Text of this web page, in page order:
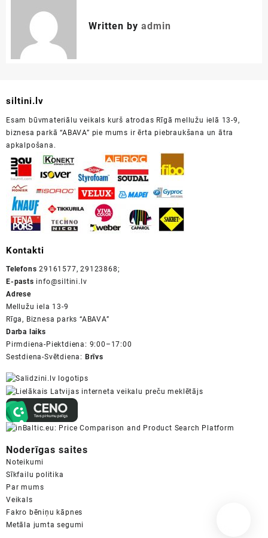
Written by admin
siltini.lv
Esam būvmateriālu veikals kurš atrodas Rīgā mellužu ielā 13-9,
biznesa parkā “ABAVA” pie mums ir ērta piebraukšana un ātra
apkalpošana.
Kontakti
Telefons 29161577, 29123868;
E-pasts info@siltini.lv
Adrese
Mellužu iela 13-9
Rīga, Biznesa parks “ABAVA”
Darba laiks
Pirmdiena-Piektdiena: 9:00–17:00
Sestdiena-Svētdiena: Brīvs
Noderīgas saites
Noteikumi
Sīkfailu politika
Par mums
Veikals
Fakro bēniņu kāpnes
Metāla jumta segumi